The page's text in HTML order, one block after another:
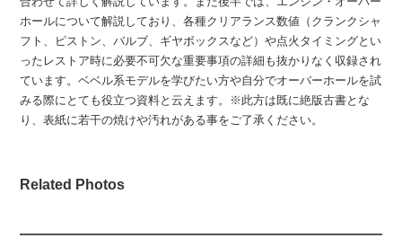
ホールについて解説しており、各種クリアランス数値（クランクシャ
フト、ピストン、バルブ、ギヤボックスなど）や点火タイミングとい
ったレストア時に必要不可欠な重要事項の詳細も抜かりなく収録され
ています。ベベル系モデルを学びたい方や自分でオーバーホールを試
みる際にとても役立つ資料と云えます。※此方は既に絶版古書とな
り、表紙に若干の焼けや汚れがある事をご了承ください。
Related Photos